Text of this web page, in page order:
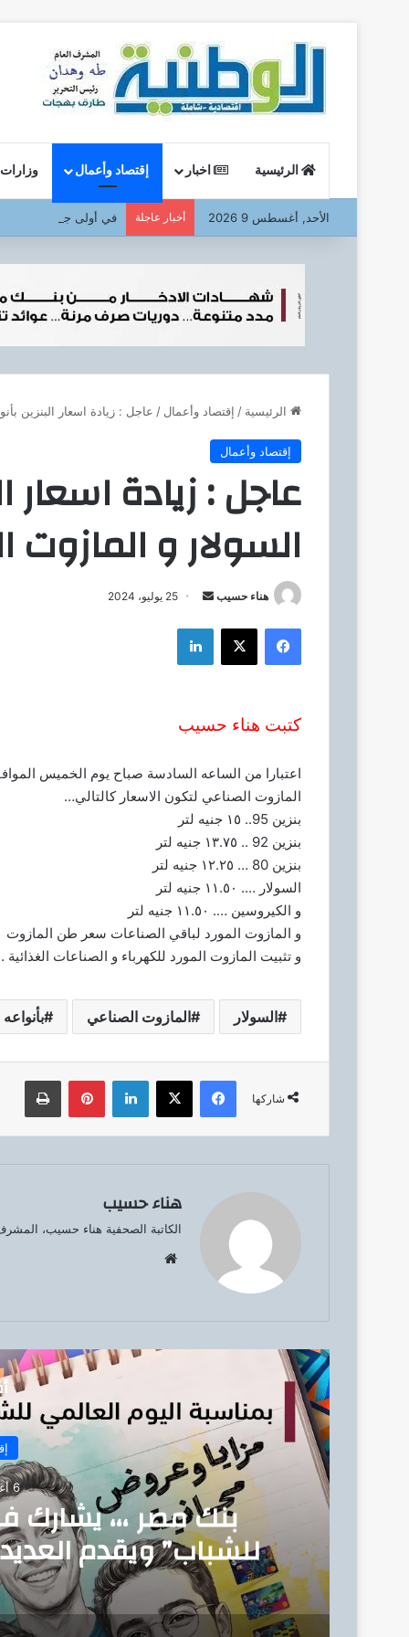
الرئيسية اخبار إقتصاد وأعمال
الأحد, أغسطس 9 2026 أخبار عاجلة في أولى جولاته
الرئيسية / إقتصاد وأعمال / عاجل : زيادة اسعار البنزين
إقتصاد وأعمال
عاجل : زيادة اسعار
السولار و المازوت
هناء حسيب
س
ل
ي
ا
ل
و
ي
25 يوليو، 2024
فيسبوك
كتبت هناء حسيب
المازوت الصناعي لتكون الاسعار كالتالي…
بنزين 95.. ١٥ جنيه لتر
بنزين 92 .. ١٣.٧٥ جنيه لتر
بنزين 80 … ١٢.٢٥ جنيه لتر
السولار …. ١١.٥٠ جنيه لتر
و الكيروسين …. ١١.٥٠ جنيه لتر
و المازوت المورد لباقي الصناعات سعر طن المازوت ٨٥٠٠ جنيه / طن .
و تثبيت المازوت المورد للكهرباء و الصناعات الغذائية .
السولار المازوت الصناعي بأنواعه
شاركها
فيسبوك لينكدإن بينتيريست
هناء حسيب
الكاتبة الصحفية هناء حسيب،
6 أغسطس، 2026
بنك مصر ،،، يشارك
للشباب” ويقدم
للشمول المالي تحت